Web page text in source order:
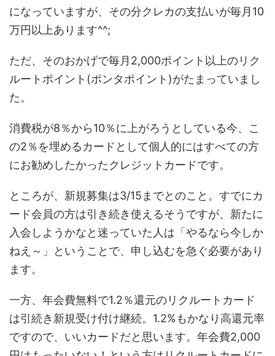
になっていますが、その分クレカの支払いが毎月10
万円以上あります^^;
ただ、そのおかげで毎月2,000ポイント以上のリク
ルートポイント(ポンタポイント)がたまっていまし
た。
消費税が8％から10％に上がろうとしている今、こ
の2％を埋めるカードとして個人的にはすべての方
にお勧めしたかったクレジットカードです。
ところが、新規募集は3/15までとのこと。すでにカ
ード会員の方は引き続き使えるそうですが、新たに
入会しようかなと迷っていた人は「やるなら今しか
ねえ～」ということで、申し込むを急ぐ必要があり
ます。
一方、年会費無料で1.2％還元のリクルートカード
は引続き新規受け付け継続。1.2%もかなり高還元率
ですので、いいカードだと思います。年会費2,000